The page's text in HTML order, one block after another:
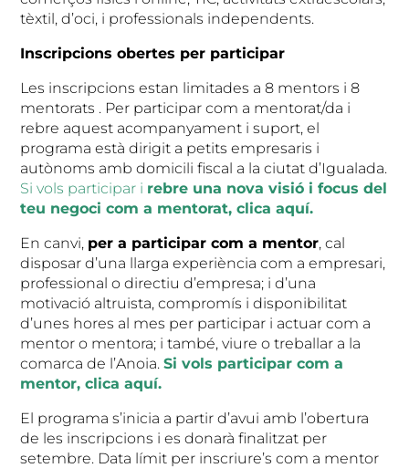
tèxtil, d’oci, i professionals independents.
Inscripcions obertes per participar
Les inscripcions estan limitades a 8 mentors i 8
mentorats . Per participar com a mentorat/da i
rebre aquest acompanyament i suport, el
programa està dirigit a petits empresaris i
autònoms amb domicili fiscal a la ciutat d’Igualada.
Si vols participar i rebre una nova visió i focus del
teu negoci com a mentorat, clica aquí.
En canvi, per a participar com a mentor, cal
disposar d’una llarga experiència com a empresari,
professional o directiu d’empresa; i d’una
motivació altruista, compromís i disponibilitat
d’unes hores al mes per participar i actuar com a
mentor o mentora; i també, viure o treballar a la
comarca de l’Anoia.Si vols participar com a
mentor, clica aquí.
El programa s’inicia a partir d’avui amb l’obertura
de les inscripcions i es donarà finalitzat per
setembre. Data límit per inscriure’s com a mentor